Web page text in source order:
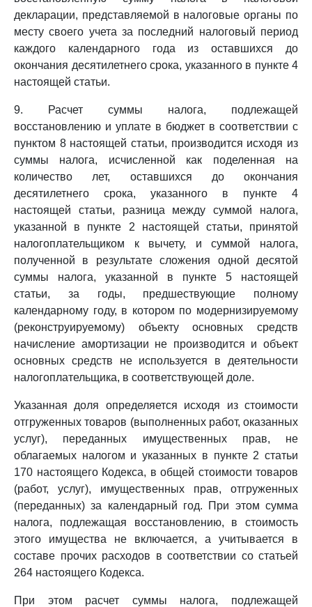
декларации, представляемой в налоговые органы по
месту своего учета за последний налоговый период
каждого календарного года из оставшихся до
окончания десятилетнего срока, указанного в пункте 4
настоящей статьи.
9. Расчет суммы налога, подлежащей
восстановлению и уплате в бюджет в соответствии с
пунктом 8 настоящей статьи, производится исходя из
суммы налога, исчисленной как поделенная на
количество лет, оставшихся до окончания
десятилетнего срока, указанного в пункте 4
настоящей статьи, разница между суммой налога,
указанной в пункте 2 настоящей статьи, принятой
налогоплательщиком к вычету, и суммой налога,
полученной в результате сложения одной десятой
суммы налога, указанной в пункте 5 настоящей
статьи, за годы, предшествующие полному
календарному году, в котором по модернизируемому
(реконструируемому) объекту основных средств
начисление амортизации не производится и объект
основных средств не используется в деятельности
налогоплательщика, в соответствующей доле.
Указанная доля определяется исходя из стоимости
отгруженных товаров (выполненных работ, оказанных
услуг), переданных имущественных прав, не
облагаемых налогом и указанных в пункте 2 статьи
170 настоящего Кодекса, в общей стоимости товаров
(работ, услуг), имущественных прав, отгруженных
(переданных) за календарный год. При этом сумма
налога, подлежащая восстановлению, в стоимость
этого имущества не включается, а учитывается в
составе прочих расходов в соответствии со статьей
264 настоящего Кодекса.
При этом расчет суммы налога, подлежащей